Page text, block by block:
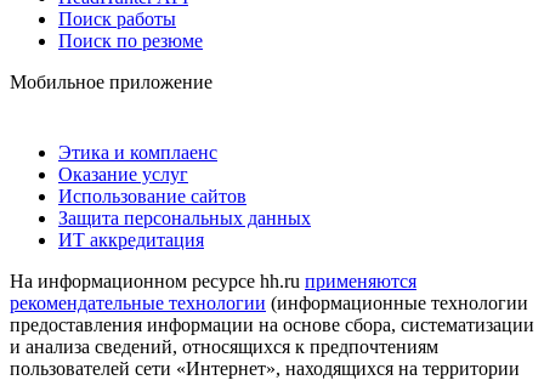
Поиск работы
Поиск по резюме
Мобильное приложение
Этика и комплаенс
Оказание услуг
Использование сайтов
Защита персональных данных
ИТ аккредитация
На информационном ресурсе hh.ru применяются
рекомендательные технологии (информационные технологии
предоставления информации на основе сбора, систематизации
и анализа сведений, относящихся к предпочтениям
пользователей сети «Интернет», находящихся на территории